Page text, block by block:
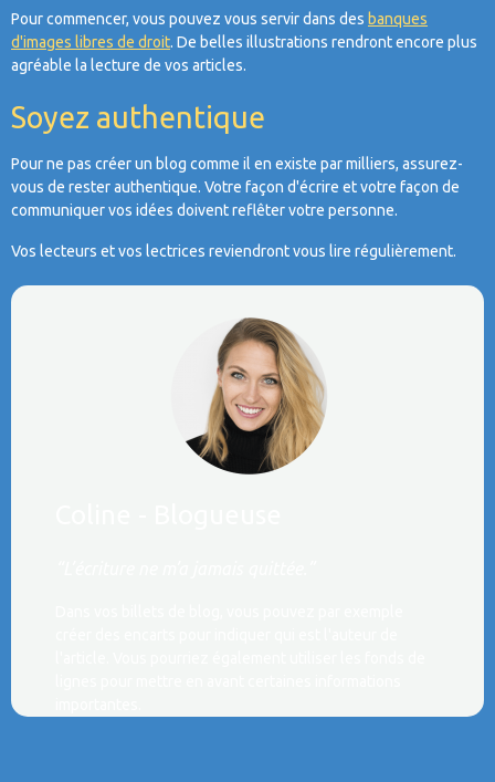
Pour commencer, vous pouvez vous servir dans des banques
d'images libres de droit. De belles illustrations rendront encore plus
agréable la lecture de vos articles.
Soyez authentique
Pour ne pas créer un blog comme il en existe par milliers, assurez-
vous de rester authentique. Votre façon d'écrire et votre façon de
communiquer vos idées doivent reflêter votre personne.
Vos lecteurs et vos lectrices reviendront vous lire régulièrement.